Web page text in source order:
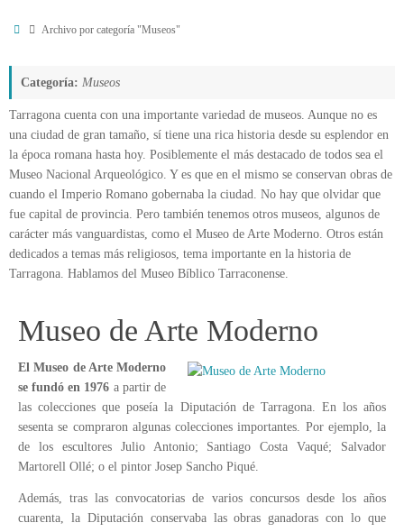
InicioArchivo por categoría "Museos"
Categoría: Museos
Tarragona cuenta con una importante variedad de museos. Aunque no es
una ciudad de gran tamaño, sí tiene una rica historia desde su esplendor en
la época romana hasta hoy. Posiblemente el más destacado de todos sea el
Museo Nacional Arqueológico. Y es que en el mismo se conservan obras de
cuando el Imperio Romano gobernaba la ciudad. No hay que olvidar que
fue capital de provincia. Pero también tenemos otros museos, algunos de
carácter más vanguardistas, como el Museo de Arte Moderno. Otros están
dedicados a temas más religiosos, tema importante en la historia de
Tarragona. Hablamos del Museo Bíblico Tarraconense.
Museo de Arte Moderno
El Museo de Arte Moderno
se fundó en 1976 a partir de
las colecciones que poseía la Diputación de Tarragona. En los años
sesenta se compraron algunas colecciones importantes. Por ejemplo, la
de los escultores Julio Antonio; Santiago Costa Vaqué; Salvador
Martorell Ollé; o el pintor Josep Sancho Piqué.
Además, tras las convocatorias de varios concursos desde los años
cuarenta, la Diputación conservaba las obras ganadoras con lo que